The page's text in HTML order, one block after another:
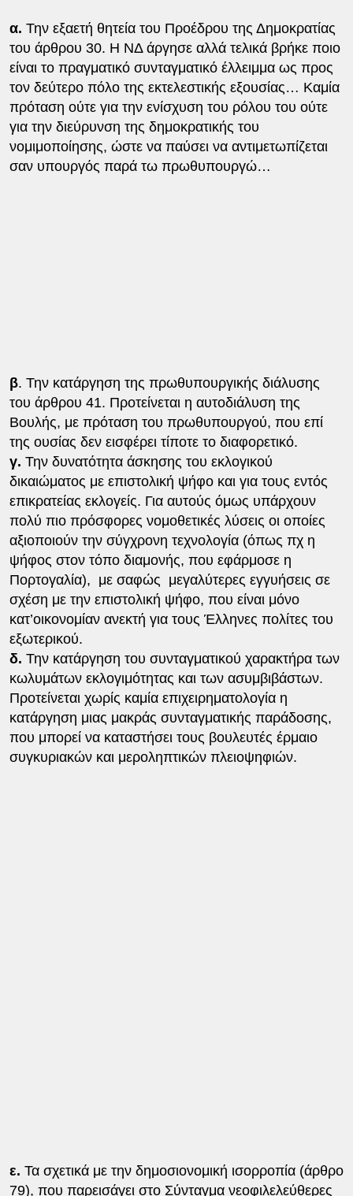
α. Την εξαετή θητεία του Προέδρου της Δημοκρατίας
του άρθρου 30. Η ΝΔ άργησε αλλά τελικά βρήκε ποιο
είναι το πραγματικό συνταγματικό έλλειμμα ως προς
τον δεύτερο πόλο της εκτελεστικής εξουσίας… Καμία
πρόταση ούτε για την ενίσχυση του ρόλου του ούτε
για την διεύρυνση της δημοκρατικής του
νομιμοποίησης, ώστε να παύσει να αντιμετωπίζεται
σαν υπουργός παρά τω πρωθυπουργώ…
β. Την κατάργηση της πρωθυπουργικής διάλυσης
του άρθρου 41. Προτείνεται η αυτοδιάλυση της
Βουλής, με πρόταση του πρωθυπουργού, που επί
της ουσίας δεν εισφέρει τίποτε το διαφορετικό.
γ. Την δυνατότητα άσκησης του εκλογικού
δικαιώματος με επιστολική ψήφο και για τους εντός
επικρατείας εκλογείς. Για αυτούς όμως υπάρχουν
πολύ πιο πρόσφορες νομοθετικές λύσεις οι οποίες
αξιοποιούν την σύγχρονη τεχνολογία (όπως πχ η
ψήφος στον τόπο διαμονής, που εφάρμοσε η
Πορτογαλία), με σαφώς μεγαλύτερες εγγυήσεις σε
σχέση με την επιστολική ψήφο, που είναι μόνο
κατ’οικονομίαν ανεκτή για τους Έλληνες πολίτες του
εξωτερικού.
δ. Την κατάργηση του συνταγματικού χαρακτήρα των
κωλυμάτων εκλογιμότητας και των ασυμβιβάστων.
Προτείνεται χωρίς καμία επιχειρηματολογία η
κατάργηση μιας μακράς συνταγματικής παράδοσης,
που μπορεί να καταστήσει τους βουλευτές έρμαιο
συγκυριακών και μεροληπτικών πλειοψηφιών.
ε. Τα σχετικά με την δημοσιονομική ισορροπία (άρθρο
79), που παρεισάγει στο Σύνταγμα νεοφιλελεύθερες